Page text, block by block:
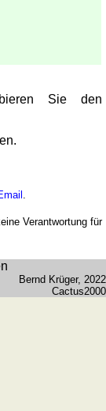
Sie den
.
Verantwortung für
Bernd Krüger, 2022
Cactus2000